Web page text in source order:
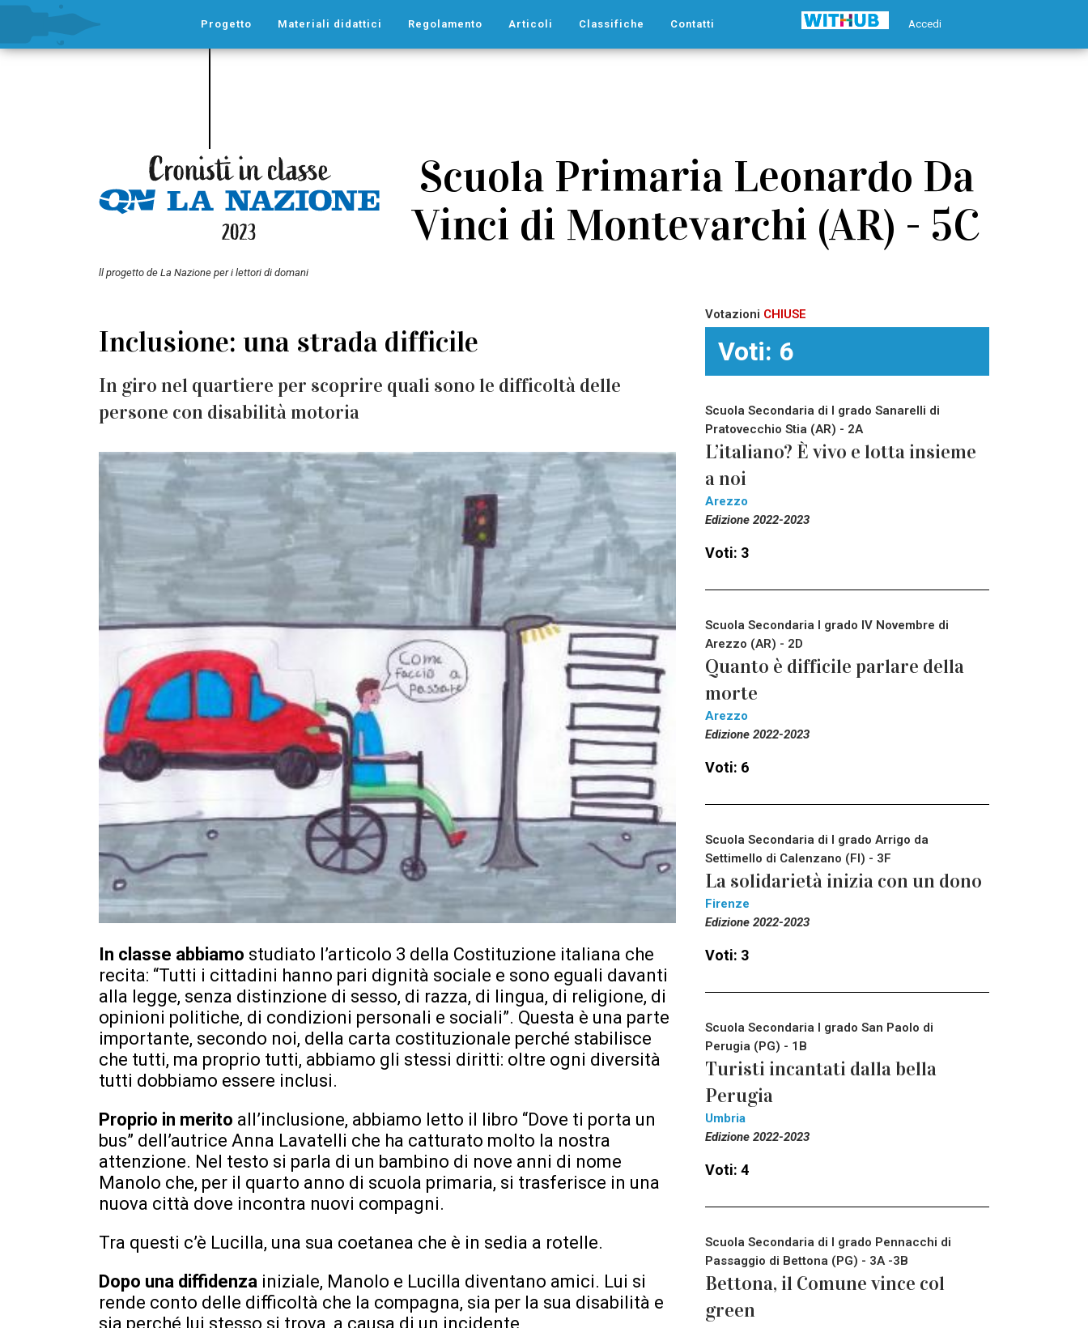
Accedi
Progetto Materiali didattici Regolamento Articoli Classifiche Contatti
ll progetto de La Nazione per i lettori di domani
Scuola Primaria Leonardo Da
Vinci di Montevarchi (AR) - 5C
Inclusione: una strada difficile
In giro nel quartiere per scoprire quali sono le difficoltà delle
persone con disabilità motoria
In classe abbiamo studiato l’articolo 3 della Costituzione italiana che
recita: “Tutti i cittadini hanno pari dignità sociale e sono eguali davanti
alla legge, senza distinzione di sesso, di razza, di lingua, di religione, di
opinioni politiche, di condizioni personali e sociali”. Questa è una parte
importante, secondo noi, della carta costituzionale perché stabilisce
che tutti, ma proprio tutti, abbiamo gli stessi diritti: oltre ogni diversità
tutti dobbiamo essere inclusi.
Proprio in merito all’inclusione, abbiamo letto il libro “Dove ti porta un
bus” dell’autrice Anna Lavatelli che ha catturato molto la nostra
attenzione. Nel testo si parla di un bambino di nove anni di nome
Manolo che, per il quarto anno di scuola primaria, si trasferisce in una
nuova città dove incontra nuovi compagni.
Tra questi c’è Lucilla, una sua coetanea che è in sedia a rotelle.
Dopo una diffidenza iniziale, Manolo e Lucilla diventano amici. Lui si
rende conto delle difficoltà che la compagna, sia per la sua disabilità e
sia perché lui stesso si trova, a causa di un incidente,
Votazioni CHIUSE
Voti: 6
Scuola Secondaria di I grado Sanarelli di
Pratovecchio Stia (AR) - 2A
L’italiano? È vivo e lotta insieme
a noi
Arezzo
Edizione 2022-2023
Voti: 3
Scuola Secondaria I grado IV Novembre di
Arezzo (AR) - 2D
Quanto è difficile parlare della
morte
Arezzo
Edizione 2022-2023
Voti: 6
Scuola Secondaria di I grado Arrigo da
Settimello di Calenzano (FI) - 3F
La solidarietà inizia con un dono
Firenze
Edizione 2022-2023
Voti: 3
Scuola Secondaria I grado San Paolo di
Perugia (PG) - 1B
Turisti incantati dalla bella
Perugia
Umbria
Edizione 2022-2023
Voti: 4
Scuola Secondaria di I grado Pennacchi di
Passaggio di Bettona (PG) - 3A -3B
Bettona, il Comune vince col
green